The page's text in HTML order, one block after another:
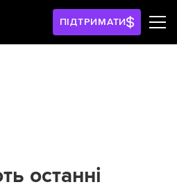
ПІДТРИМАТИ
останні